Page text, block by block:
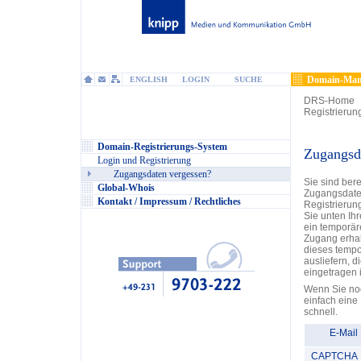
ENGLISH LOGIN SUCHE
Domain-
DRS-Home
Domain-Registrierungs-System
Login und Registrierung
Zugangsdaten vergessen?
Global-Whois
Kontakt / Impressum / Rechtliches
Sie sind
Sie unten
ein
Zugang
dieses
ausliefern,
eingetragen
Wenn Sie
einfach eine
schnell.
E-Mail
CAPTCHA